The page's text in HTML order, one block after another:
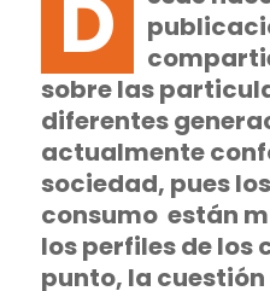
D
sobre las
diferentes
actualmente
sociedad, pues
consumo están
los perfiles de los
punto, la